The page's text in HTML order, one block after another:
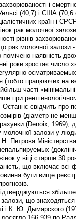
і
(40,7) і США
країн і
рак молочної
рівнів
рак молочної залози
наявність
роки зростає число
осматриваемых
(тобто працюючих на
часті
при
свідчить про
(діаметр не
(Denoix,
молочної залози у
Н. Петрова
у віці старше 30
що включає всі
бути вище
що
К. Ю. Дымарского